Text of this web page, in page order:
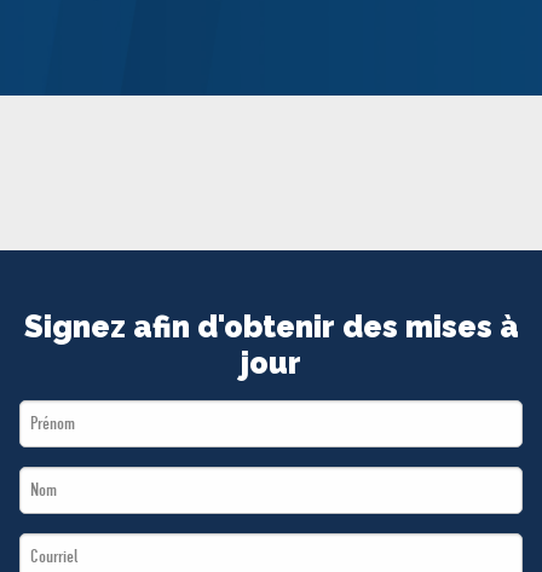
ADHÉREZ
Signez afin d'obtenir des mises à
jour
First
Name
Last
Name
Email